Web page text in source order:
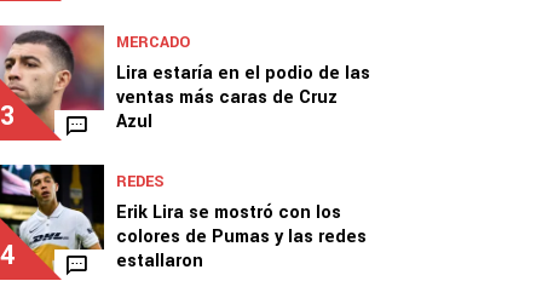
3
MERCADO
Lira estaría en el podio de las
ventas más caras de Cruz
Azul
4
REDES
Erik Lira se mostró con los
colores de Pumas y las redes
estallaron